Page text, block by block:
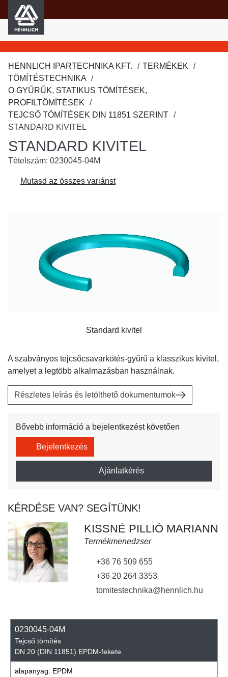
tartalomra
HENNLICH IPARTECHNIKA KFT.
TERMÉKEK
TÖMÍTÉSTECHNIKA
O GYŰRŰK, STATIKUS TÖMÍTÉSEK,
PROFILTÖMÍTÉSEK
TEJCSŐ TÖMÍTÉSEK DIN 11851 SZERINT
STANDARD KIVITEL
STANDARD KIVITEL
Tételszám: 0230045-04M
Mutasd az összes variánst
Standard kivitel
A szabványos tejcsőcsavarkötés-gyűrű a klasszikus kivitel,
amelyet a legtöbb alkalmazásban használnak.
Részletes leírás és letölthető dokumentumok
Bővebb információ a bejelentkezést követően
Bejelentkezés
Ajánlatkérés
KÉRDÉSE VAN? SEGÍTÜNK!
KISSNÉ PILLIÓ MARIANN
Termékmenedzser
+36 76 509 655
+36 20 264 3353
tomitestechnika@hennlich.hu
0230045-04M
Tejcső tömítés
DN 20 (DIN 11851) EPDM-fekete
alapanyag: EPDM